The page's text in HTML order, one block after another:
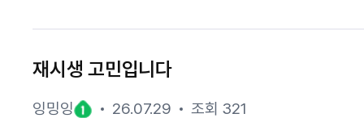
재시생 고민입니다
잉밍잉 26.07.29 조회 321